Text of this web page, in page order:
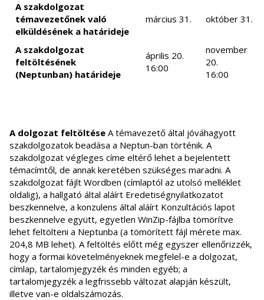
A szakdolgozat
témavezetőnek való
elküldésének a határideje
március 31. október 31.
A szakdolgozat
feltöltésének
(Neptunban) határideje
április 20.
16:00
november
20.
16:00
A dolgozat feltöltése A témavezető által jóváhagyott
szakdolgozatok beadása a Neptun-ban történik. A
szakdolgozat végleges címe eltérő lehet a bejelentett
témacímtől, de annak keretében szükséges maradni. A
szakdolgozat fájlt Wordben (címlaptól az utolsó melléklet
oldalig), a hallgató által aláírt Eredetiségnyilatkozatot
beszkennelve, a konzulens által aláírt Konzultációs lapot
beszkennelve együtt, egyetlen WinZip-fájlba tömörítve
lehet feltölteni a Neptunba (a tömörített fájl mérete max.
204,8 MB lehet). A feltöltés előtt még egyszer ellenőrizzék,
hogy a formai követelményeknek megfelel-e a dolgozat,
címlap, tartalomjegyzék és minden egyéb; a
tartalomjegyzék a legfrissebb változat alapján készült,
illetve van-e oldalszámozás.